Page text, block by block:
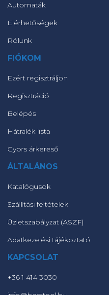
Automaták
Elérhetőségek
Rólunk
FIÓKOM
Ezért regisztráljon
Regisztráció
Belépés
Hátralék lista
Gyors árkereső
ÁLTALÁNOS
Katalógusok
Szállítási feltételek
Üzletszabályzat (ASZF)
Adatkezelési tájékoztató
KAPCSOLAT
+36 1 414 3030